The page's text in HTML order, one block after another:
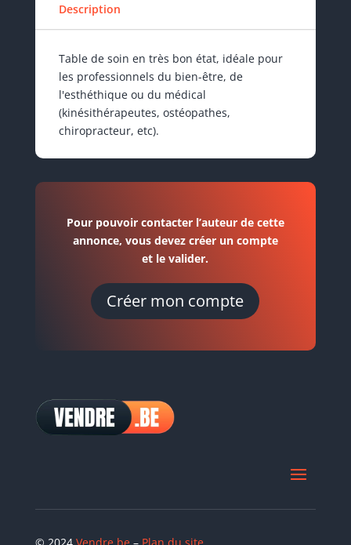
Description
Table de soin en très bon état, idéale pour
les professionnels du bien-être, de
l'esthéthique ou du médical
(kinésithérapeutes, ostéopathes,
chiropracteur, etc).
Pour pouvoir contacter l’auteur de cette
annonce, vous devez créer un compte
et le valider.
Créer mon compte